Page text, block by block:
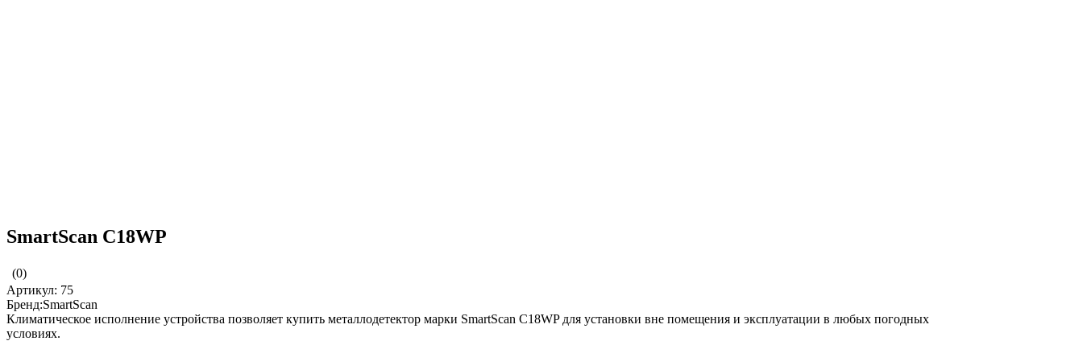
SmartScan C18WP
(0)
Артикул: 75
Бренд:SmartScan
Климатическое исполнение устройства позволяет купить металлодетектор марки SmartScan C18WP для установки вне помещения и эксплуатации в любых погодных
условиях.